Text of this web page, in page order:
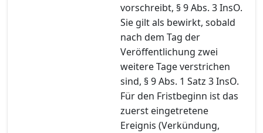
vorschreibt, § 9 Abs. 3 InsO.
Sie gilt als bewirkt, sobald
nach dem Tag der
Veröffentlichung zwei
weitere Tage verstrichen
sind, § 9 Abs. 1 Satz 3 InsO.
Für den Fristbeginn ist das
zuerst eingetretene
Ereignis (Verkündung,